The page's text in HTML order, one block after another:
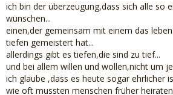
ich bin der überzeugung,dass sich alle so
wünschen...
einen,der gemeinsam mit einem das
tiefen gemeistert hat...
allerdings gibt es tiefen,die sind zu tief...
und bei allem willen und wollen,nicht um
ich glaube ,dass es heute sogar ehrlicher
wie oft mussten menschen früher